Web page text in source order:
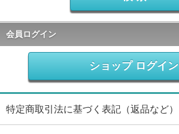
会員ログイン
ショップ ログイン
特定商取引法に基づく表記（返品など）